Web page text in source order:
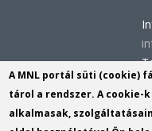
A MNL portál süti (cookie)
tárol a rendszer. A cookie-
alkalmasak,